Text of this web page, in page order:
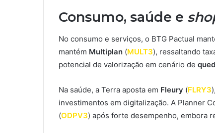
Consumo, saúde e
No consumo e serviços, o BTG Pactual
mantém Multiplan (MULT3), ressaltando
potencial de valorização em cenário de
Na saúde, a Terra aposta em Fleury (FLRY3
investimentos em digitalização. A Planner
(ODPV3) após forte desempenho, embora